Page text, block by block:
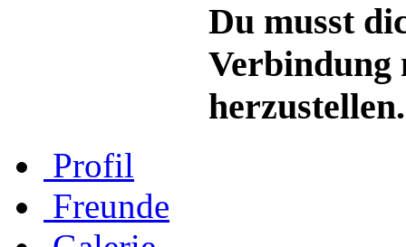
Du musst
Verbindung
herzustellen.
Profil
Freunde